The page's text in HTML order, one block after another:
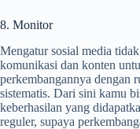
8. Monitor
Mengatur sosial media
komunikasi dan konten
perkembangannya dengan
sistematis. Dari sini kamu
keberhasilan yang
reguler, supaya